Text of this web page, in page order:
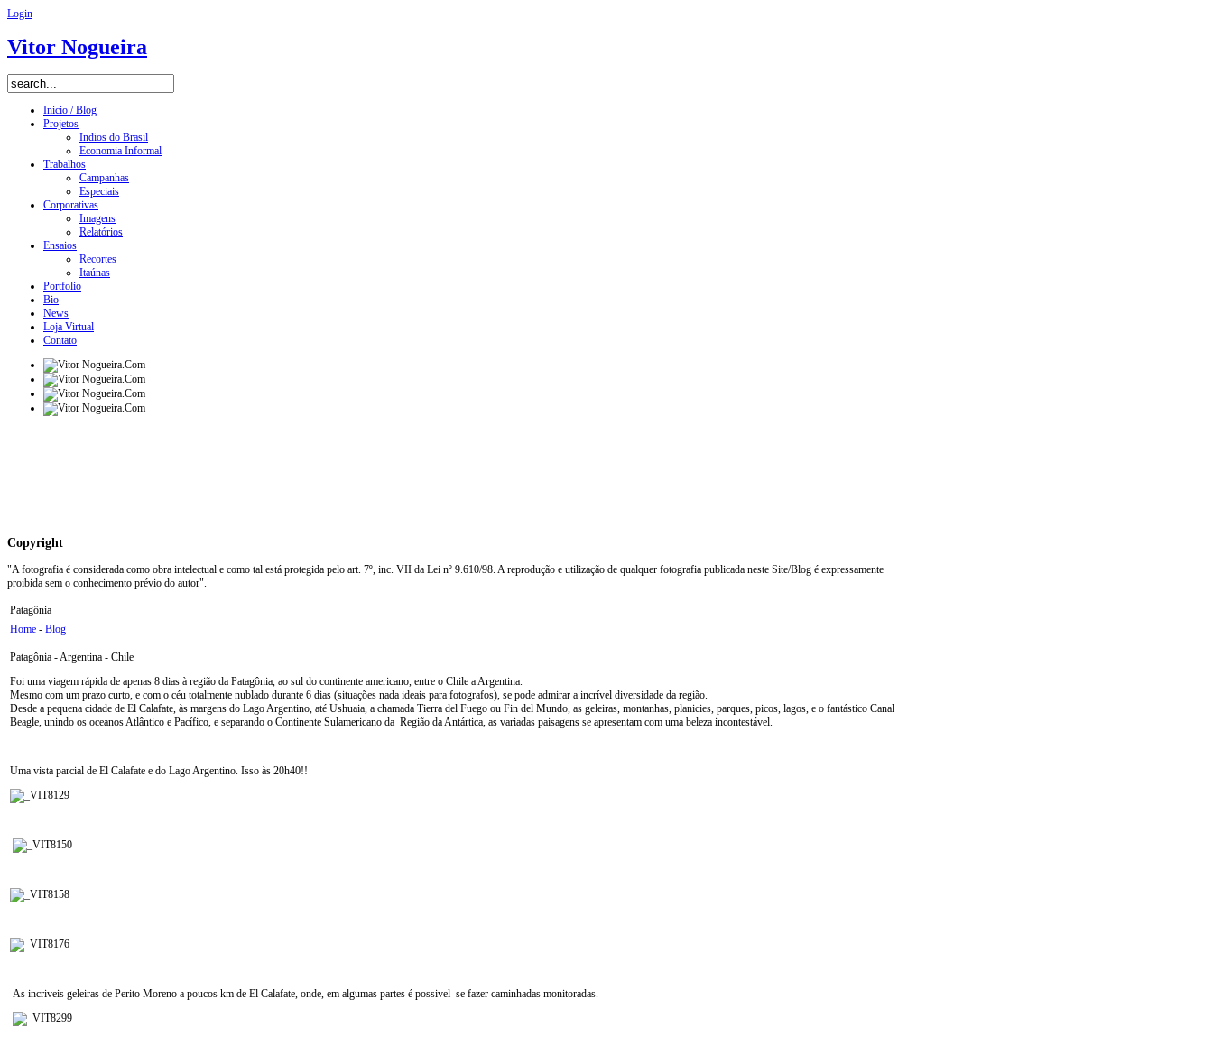
Login
Vitor Nogueira
Inicio / Blog
Projetos
Indios do Brasil
Economia Informal
Trabalhos
Campanhas
Especiais
Corporativas
Imagens
Relatórios
Ensaios
Recortes
Itaúnas
Portfolio
Bio
News
Loja Virtual
Contato
Copyright
"A fotografia é considerada como obra intelectual e como tal está protegida pelo art. 7º, inc. VII da Lei nº 9.610/98. A reprodução e utilização de qualquer fotografia publicada neste Site/Blog é expressamente
proibida sem o conhecimento prévio do autor".
Patagônia
Home - Blog
Patagônia - Argentina - Chile
Foi uma viagem rápida de apenas 8 dias à região da Patagônia, ao sul do continente americano, entre o Chile a Argentina.
Mesmo com um prazo curto, e com o céu totalmente nublado durante 6 dias (situações nada ideais para fotografos), se pode admirar a incrível diversidade da região.
Desde a pequena cidade de El Calafate, às margens do Lago Argentino, até Ushuaia, a chamada Tierra del Fuego ou Fin del Mundo, as geleiras, montanhas, planicies, parques, picos, lagos, e o fantástico Canal
Beagle, unindo os oceanos Atlântico e Pacífico, e separando o Continente Sulamericano da Região da Antártica, as variadas paisagens se apresentam com uma beleza incontestável.
Uma vista parcial de El Calafate e do Lago Argentino. Isso às 20h40!!
As incriveis geleiras de Perito Moreno a poucos km de El Calafate, onde, em algumas partes é possivel se fazer caminhadas monitoradas.